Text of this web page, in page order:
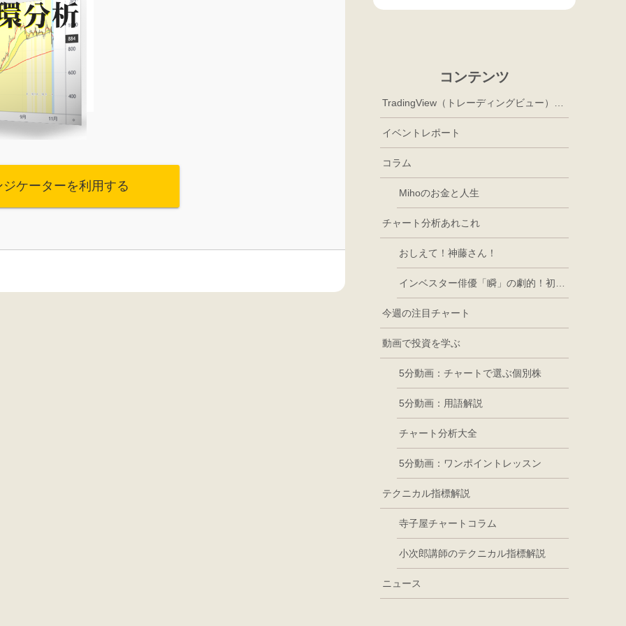
ケーターを利用する
コンテンツ
イベントレポート
コラム
Mihoのお金と人生
チャート分析あれこれ
おしえて！神藤さん！
今週の注目チャート
動画で投資を学ぶ
5分動画：チャートで選ぶ個別株
5分動画：用語解説
チャート分析大全
5分動画：ワンポイントレッスン
テクニカル指標解説
寺子屋チャートコラム
小次郎講師のテクニカル指標解説
ニュース